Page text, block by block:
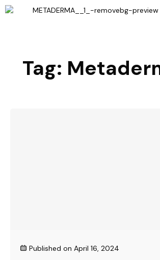
Tag:
Published on April 16, 2024